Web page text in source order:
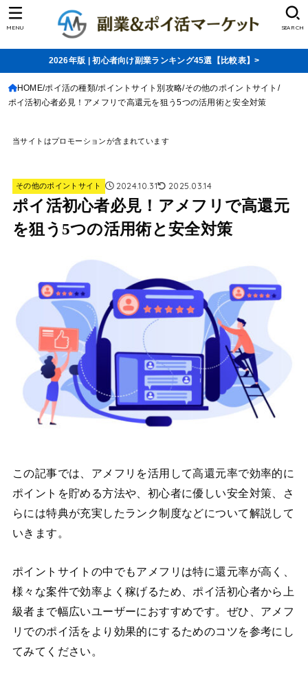
SEARCH
MENU
2026年版 | 初心者向け副業ランキング45選【比較表】>
HOME ポイ活の種類 ポイントサイト別攻略 その他のポイントサイト
ポイ活初心者必見！アメフリで高還元を狙う5つの活用術と安全対策
当サイトはプロモーションが含まれています
その他のポイントサイト 2024.10.31 2025.03.14
ポイ活初心者必見！アメフリで高還元
を狙う5つの活用術と安全対策
この記事では、アメフリを活用して高還元率で効率的に
ポイントを貯める方法や、初心者に優しい安全対策、さ
らには特典が充実したランク制度などについて解説して
いきます。
ポイントサイトの中でもアメフリは特に還元率が高く、
様々な案件で効率よく稼げるため、ポイ活初心者から上
級者まで幅広いユーザーにおすすめです。ぜひ、アメフ
リでのポイ活をより効果的にするためのコツを参考にし
てみてください。